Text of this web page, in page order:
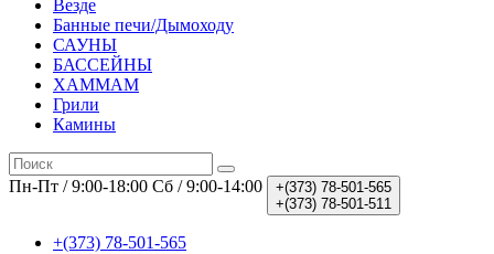
Везде
Банные печи/Дымоходу
САУНЫ
БАССЕЙНЫ
ХАММАМ
Грили
Камины
Пн-Пт / 9:00-18:00 Сб / 9:00-14:00 +(373) 78-501-565
+(373) 78-501-511
+(373) 78-501-565